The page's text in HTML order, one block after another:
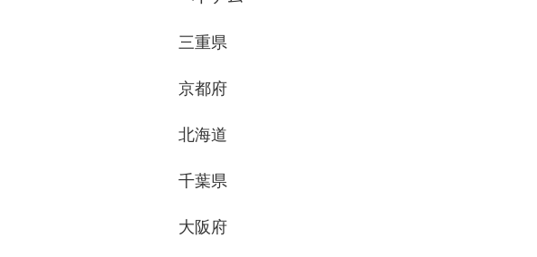
三重県
京都府
北海道
千葉県
大阪府